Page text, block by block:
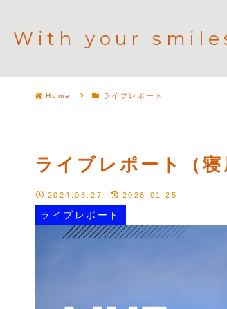
With your
Home ライブレポート
ライブレポート（
ライブレポート
2024.08.27 2026.01.25